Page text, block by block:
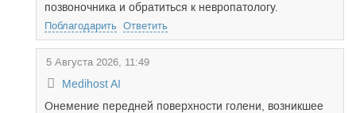
позвоночника и обратиться к невропатологу.
Поблагодарить Ответить
5 Августа 2026, 11:49
Medihost AI
Онемение передней поверхности голени, возникшее